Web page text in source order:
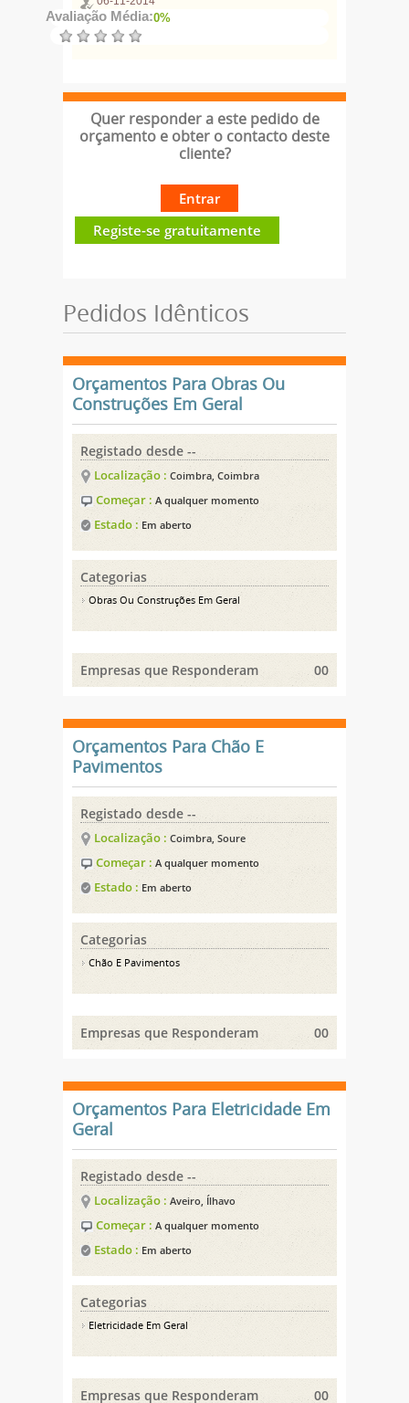
Avaliação Média:0%
Quer responder a este pedido de
orçamento e obter o contacto deste
cliente?
Entrar
Registe-se gratuitamente
Pedidos Idênticos
Orçamentos Para Obras Ou
Construções Em Geral
Registado desde --
Localização : Coimbra, Coimbra
Começar : A qualquer momento
Estado : Em aberto
Categorias
Obras Ou Construções Em Geral
Empresas que Responderam 00
Orçamentos Para Chão E
Pavimentos
Registado desde --
Localização : Coimbra, Soure
Começar : A qualquer momento
Estado : Em aberto
Categorias
Chão E Pavimentos
Empresas que Responderam 00
Orçamentos Para Eletricidade Em
Geral
Registado desde --
Localização : Aveiro, Ílhavo
Começar : A qualquer momento
Estado : Em aberto
Categorias
Eletricidade Em Geral
Empresas que Responderam 00